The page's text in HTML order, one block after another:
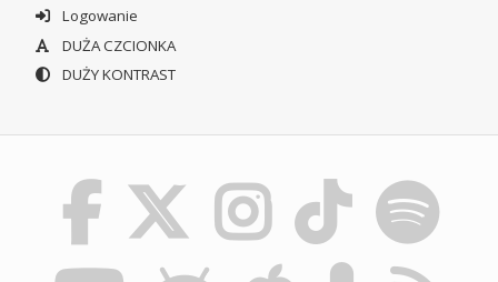
Logowanie
DUŻA CZCIONKA
DUŻY KONTRAST